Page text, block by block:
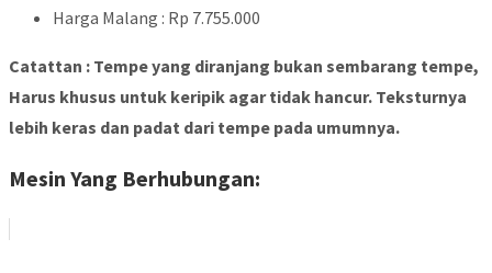
Harga Malang : Rp 7.755.000
Catattan : Tempe yang diranjang bukan sembarang tempe,
Harus khusus untuk keripik agar tidak hancur. Teksturnya
lebih keras dan padat dari tempe pada umumnya.
Mesin Yang Berhubungan: